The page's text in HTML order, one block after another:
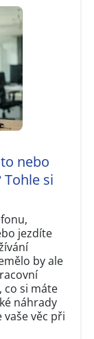
nebo
si
jezdíte
by ale
co si máte
náhrady
věc při